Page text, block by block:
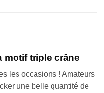
motif triple crâne
les occasions ! Amateurs
une belle quantité de